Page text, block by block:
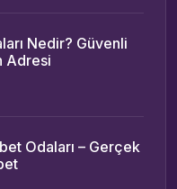
Nedir? Güvenli
Adresi
Odaları – Gerçek